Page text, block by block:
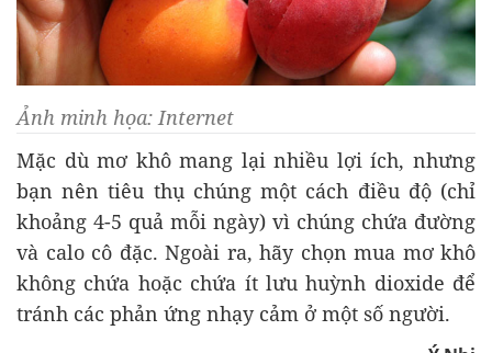
Ảnh minh họa: Internet
Mặc dù mơ khô mang lại nhiều lợi ích, nhưng
bạn nên tiêu thụ chúng một cách điều độ (chỉ
khoảng 4-5 quả mỗi ngày) vì chúng chứa đường
và calo cô đặc. Ngoài ra, hãy chọn mua mơ khô
không chứa hoặc chứa ít lưu huỳnh dioxide để
tránh các phản ứng nhạy cảm ở một số người.